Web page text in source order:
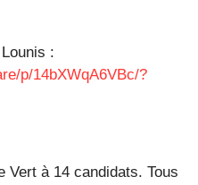
:
p/14bXWqA6VBc/?
Vert à 14 candidats. Tous